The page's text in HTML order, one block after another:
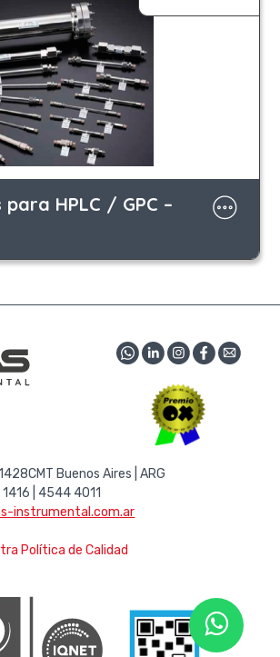
para HPLC / GPC –
Buenos Aires | ARG
| 4544 4011
instrumental.com.ar
Política de Calidad